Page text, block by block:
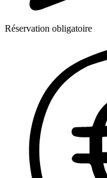
Réservation obligatoire